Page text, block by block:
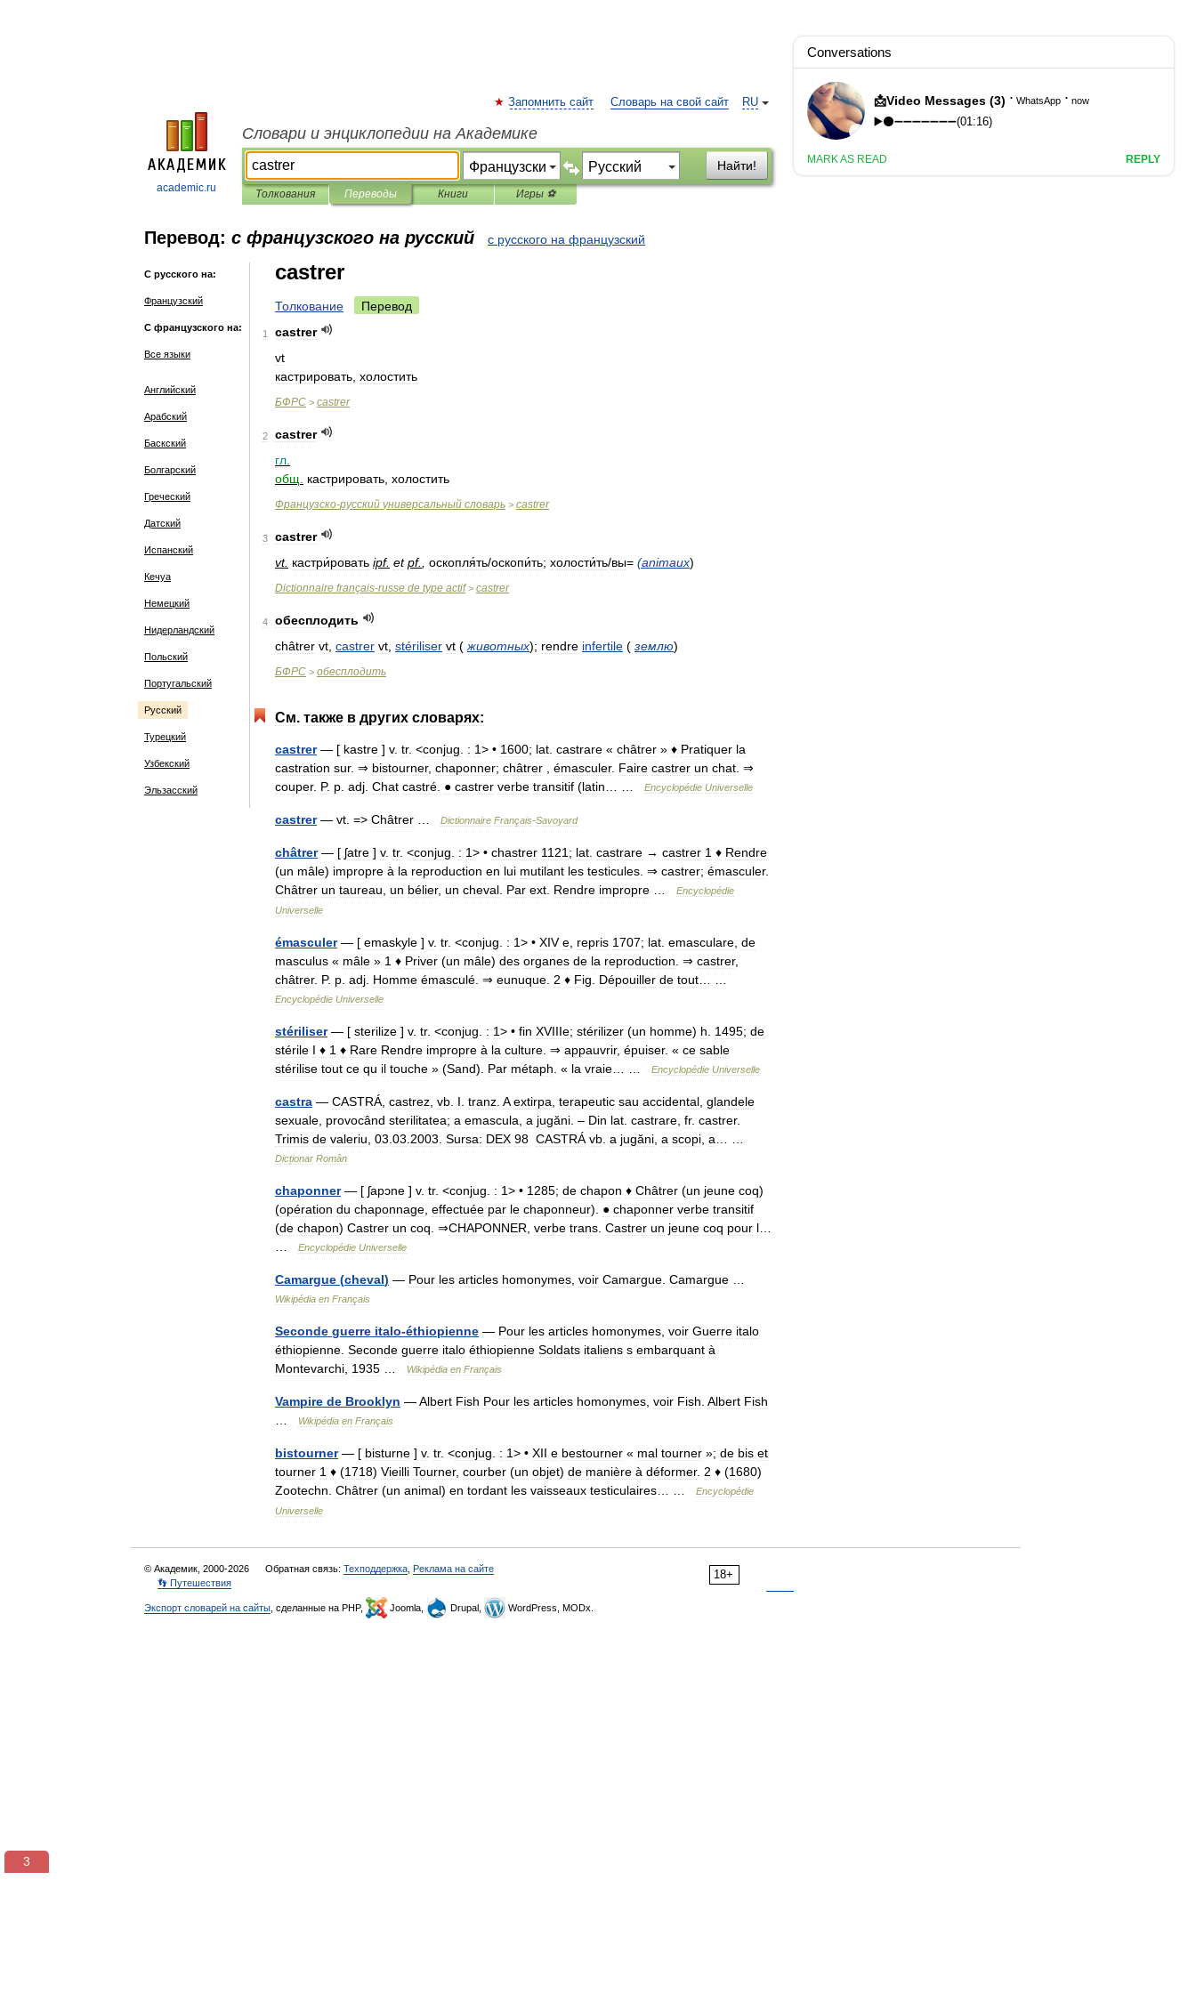
academic.ru
RU
Запомнить сайт Словарь на свой сайт
Словари и энциклопедии на Академике
Найти!
Толкования Переводы Книги Игры ⚽
Перевод: с французского на русский с русского на французский
С русского на:
Французский
С французского на:
Все языки
Английский
Арабский
Баскский
Болгарский
Греческий
Датский
Испанский
Кечуа
Немецкий
Нидерландский
Польский
Португальский
Русский
Турецкий
Узбекский
Эльзасский
castrer
Толкование Перевод
1
castrer
vt
кастрировать холостить
БФРС > castrer
2
castrer
гл
общ
кастрировать холостить
Французско-русский универсальный словарь > castrer
3
castrer
vt. кастри́ровать ipf. et pf. оскопля́ть/оскопи́ть; холости́ть/вы= (animaux)
Dictionnaire français-russe de type actif> castrer
4
обесплодить
châtrer vt castrer vt stériliser vt ( животных); rendre infertile ( землю)
БФРС > обесплодить
См. также в других словарях:
castrer— [ kastre ] v. tr. <conjug : 1> • 1600; lat castrare « châtrer » ♦ Pratiquer la
castration sur. ⇒ bistourner, chaponner; châtrer émasculer. Faire castrer un chat . ⇒
couper. P. p adj Chat castré ● castrer verbe transitif (latin Encyclopédie Universelle
castrer— vt . => Châtrer Dictionnaire Français-Savoyard
châtrer— [ ʃatre ] v. tr. <conjug : 1> • chastrer 1121 ; lat castrare → castrer 1 ♦ Rendre
(un mâle) impropre à la reproduction en lui mutilant les testicules . ⇒ castrer; émasculer.
Châtrer un taureau un bélier, un cheval Par ext Rendre impropre
Encyclopédie
Universelle
émasculer— [ emaskyle ] v. tr. <conjug : 1> • XIV e repris 1707; lat emasculare de
masculus « mâle » 1 ♦ Priver (un mâle) des organes de la reproduction . ⇒ castrer,
châtrer. P. p adj Homme émasculé . ⇒ eunuque 2 ♦ Fig Dépouiller de tout
Encyclopédie Universelle
stériliser— [ sterilize ] v. tr. <conjug : 1> • fin XVIIIe; stérilizer (un homme) h 1495; de
stérile I ♦ 1 ♦ Rare Rendre impropre à la culture . ⇒ appauvrir, épuiser. « ce sable
stérilise tout ce qu il touche » (Sand). Par métaph . « la vraie Encyclopédie Universelle
castra — CASTRÁ castrez vb I tranz A extirpa terapeutic sau accidental glandele
sexuale provocând sterilitatea; a emascula a jugăni . – Din lat castrare fr. castrer.
Trimis de valeriu 03 03 2003 Sursa: DEX 98 CASTRÁ vb a jugăni a scopi a
Dicționar Român
chaponner— [ ʃapɔne ] v. tr. <conjug : 1> • 1285; de chapon ♦ Châtrer (un jeune coq)
(opération du chaponnage effectuée par le chaponneur). ● chaponner verbe transitif
(de chapon) Castrer un coq . ⇒CHAPONNER verbe trans Castrer un jeune coq pour l
Encyclopédie Universelle
Camargue (cheval) — Pour les articles homonymes voir Camargue Camargue
Wikipédia en Français
Seconde guerre italo-éthiopienne — Pour les articles homonymes voir Guerre italo
éthiopienne Seconde guerre italo éthiopienne Soldats italiens s embarquant à
Montevarchi 1935 Wikipédia en Français
Vampire de Brooklyn —Albert Fish Pour les articles homonymes voir Fish Albert Fish
Wikipédia en Français
bistourner— [ bisturne ] v. tr. <conjug : 1> • XII e bestourner « mal tourner »; de bis et
tourner 1 ♦ (1718) Vieilli Tourner, courber (un objet) de manière à déformer. 2 ♦ (1680)
Zootechn Châtrer (un animal) en tordant les vaisseaux testiculaires
Encyclopédie
Universelle
18+
© Академик, 2000-2026 Обратная связь: Техподдержка Реклама на сайте
👣 Путешествия
Экспорт словарей на сайты , сделанные на PHP, Joomla, Drupal, WordPress, MODx.
3